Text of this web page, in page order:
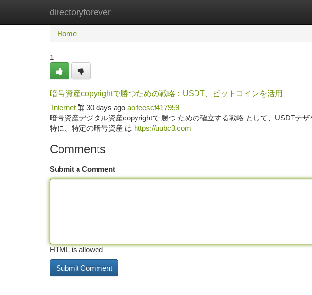
directoryforever
Home New Site Listings
Home
1
暗号資産copyrightで勝つための戦略：USDT、ビットコインを活用
Internet
30 days ago aoifeescf417959
暗号資産デジタル資産copyrightで 勝つ ための確立する戦略 として、USDTテザ
特に、特定の暗号資産 は https://uubc3.com
Comments
Submit a Comment
HTML is allowed